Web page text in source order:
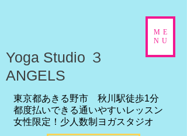
東京都あきる野市 秋川駅徒歩1分
都度払いできる通いやすいレッスン
女性限定！少人数制ヨガスタジオ
​Yoga Studio ３
ANGELS
ME
NU